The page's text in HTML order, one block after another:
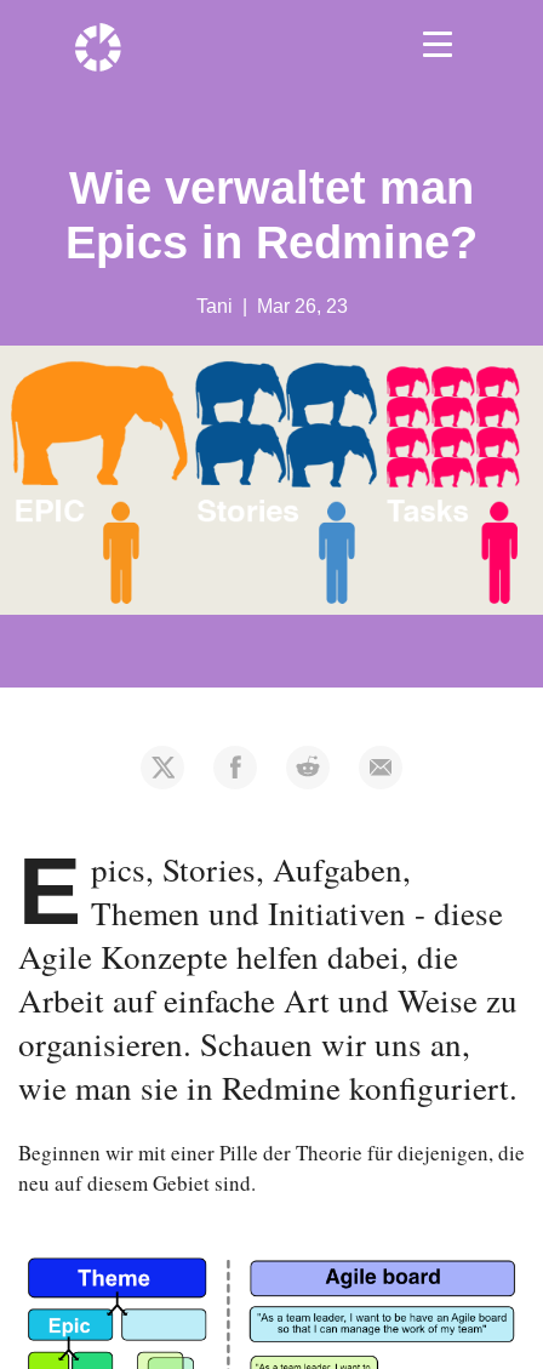
Wie verwaltet man
Epics in Redmine?
Tani | Mar 26, 23
E pics, Stories, Aufgaben,
Themen und Initiativen - diese
Agile Konzepte helfen dabei, die
Arbeit auf einfache Art und Weise zu
organisieren. Schauen wir uns an,
wie man sie in Redmine konfiguriert.
Beginnen wir mit einer Pille der Theorie für diejenigen, die
neu auf diesem Gebiet sind.